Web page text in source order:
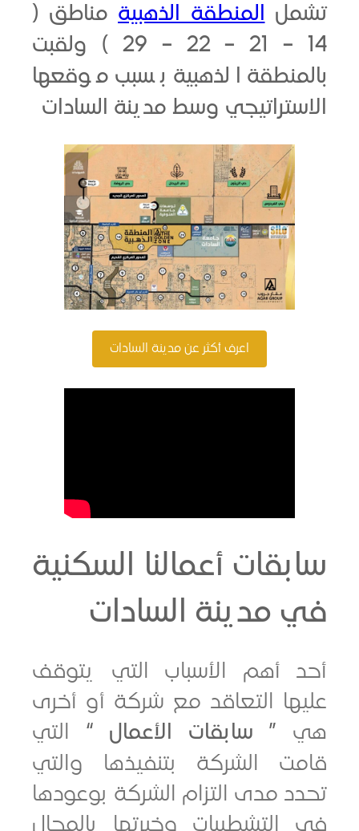
المنطقة الذهبية
مناطق (
14 – 21 – 22 – 29 ) ولقبت
الذهبية بسبب موقعها
وسط مدينة السادات
اعرف أكثر عن مدينة السادات
أعمالنا السكنية
مدينة السادات
أهم الأسباب التي يتوقف
التعاقد مع شركة أو أخرى
” سابقات الأعمال “التي
الشركة بتنفيذها والتي
مدى التزام الشركة بوعودها
وخبرتها بالمجال